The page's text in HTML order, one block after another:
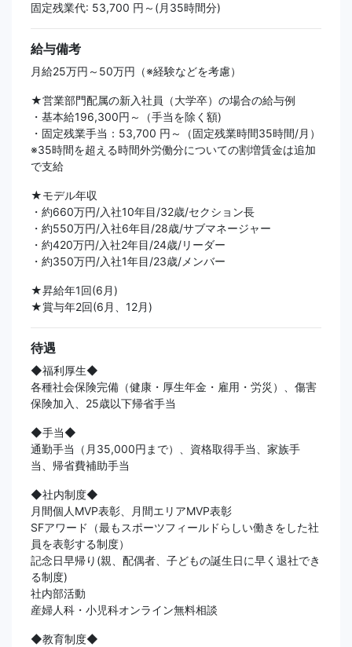
固定残業代: 53,700 円～(月35時間分)
給与備考
月給25万円～50万円（※経験などを考慮）
★営業部門配属の新入社員（大学卒）の場合の給与例
・基本給196,300円～（手当を除く額)
・固定残業手当：53,700 円～（固定残業時間35時間/月）
※35時間を超える時間外労働分についての割増賃金は追加
で支給
★モデル年収
・約660万円/入社10年目/32歳/セクション長
・約550万円/入社6年目/28歳/サブマネージャー
・約420万円/入社2年目/24歳/リーダー
・約350万円/入社1年目/23歳/メンバー
★昇給年1回(6月)
★賞与年2回(6月、12月)
待遇
◆福利厚生◆
各種社会保険完備（健康・厚生年金・雇用・労災）、傷害
保険加入、25歳以下帰省手当
◆手当◆
通勤手当（月35,000円まで）、資格取得手当、家族手
当、帰省費補助手当
◆社内制度◆
月間個人MVP表彰、月間エリアMVP表彰
SFアワード（最もスポーツフィールドらしい働きをした社
員を表彰する制度）
記念日早帰り(親、配偶者、子どもの誕生日に早く退社でき
る制度)
社内部活動
産婦人科・小児科オンライン無料相談
◆教育制度◆